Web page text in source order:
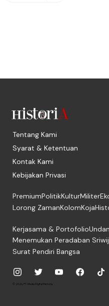
Tentang Kami
Syarat & Ketentuan
Kontak Kami
Kebijakan Privasi
PremiumPolitikKulturMiliter
Lorong ZamanKolomKoja
Kerjasama & Portofolio
Menemukan Peradaban
Surat Pendiri Bangsa
© 2026, PT. Media Digital Historia.